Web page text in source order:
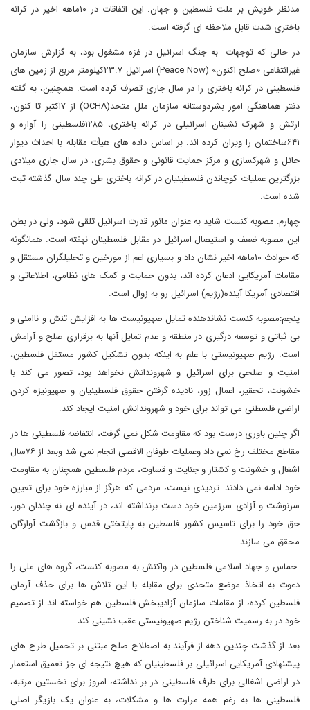
مدنظر خویش بر ملت فلسطین و جهان. این اتفاقات در ۱۰ماهه اخیر در کرانه
باختری شدت قابل ملاحظه ای گرفته است.
در حالی که توجهات به جنگ اسرائیل در غزه مشغول بود، به گزارش سازمان
غیرانتفاعی «صلح اکنون» (Peace Now) اسرائیل ۲۳.۷کیلومتر مربع از زمین های
فلسطینی در کرانه باختری را در سال جاری تصرف کرده است. همچنین، به گفته
دفتر هماهنگی امور بشردوستانه سازمان ملل متحد(OCHA) از ۷اکتبر تا کنون،
ارتش و شهرک نشینان اسرائیلی در کرانه باختری، ۱۲۸۵فلسطینی را آواره و
۶۴۱ساختمان را ویران کرده اند. بر اساس داده های هیأت مقابله با احداث دیوار
حائل و شهرکسازی و مرکز حمایت قانونی و حقوق بشری، در سال جاری میلادی
بزرگترین عملیات کوچاندن فلسطینیان در کرانه باختری طی چند سال گذشته ثبت
شده است.
چهارم: مصوبه کنست شاید به عنوان مانور قدرت اسرائیل تلقی شود، ولی در بطن
این مصوبه ضعف و استیصال اسرائیل در مقابل فلسطینان نهفته است. همانگونه
که حوادث ۱۰ماهه اخیر نشان داد و بسیاری اعم از مورخین و تحلیلگران مستقل و
مقامات آمریکایی اذعان کرده اند، بدون حمایت و کمک های نظامی، اطلاعاتی و
اقتصادی آمریکا آینده‌(رژیم) اسرائیل رو به زوال است.
پنجم:مصوبه کنست نشاندهنده تمایل صهیونیست ها به افزایش تنش و ناامنی و
بی ثباتی و توسعه درگیری در منطقه و عدم تمایل آنها به برقراری صلح و آرامش
است. رژیم صهیونیستی با علم به اینکه بدون تشکیل کشور مستقل فلسطین،
امنیت و صلحی برای اسرائیل و شهروندانش نخواهد بود، تصور می کند با
خشونت، تحقیر، اعمال زور، نادیده گرفتن حقوق فلسطینیان و صهیونیزه کردن
اراضی فلسطنی می تواند برای خود و شهروندانش امنیت ایجاد کند.
اگر چنین باوری درست بود که مقاومت شکل نمی گرفت، انتفاضه فلسطینی ها در
مقاطع مختلف رخ نمی داد وعملیات طوفان الاقصی انجام نمی شد وبعد از ۷۶سال
اشغال و خشونت و کشتار و جنایت و قساوت، مردم فلسطین همچنان به مقاومت
خود ادامه نمی دادند. تردیدی نیست، مردمی که هرگز از مبارزه خود برای تعیین
سرنوشت و آزادی سرزمین خود دست برنداشته اند، در آینده ای نه چندان دور،
حق خود را برای تاسیس کشور فلسطین به پایتختی قدس و بازگشت آوارگان
محقق می سازند.
حماس و جهاد اسلامی فلسطین در واکنش به مصوبه کنست، گروه های ملی را
دعوت به اتخاذ موضع متحدی برای مقابله با این تلاش ها برای حذف آرمان
فلسطین کرده، از مقامات سازمان آزادیبخش فلسطین هم خواسته اند از تصمیم
خود در به رسمیت شناختن رژیم صهیونیستی عقب نشینی کند.
بعد از گذشت چندین دهه از فرآیند به اصطلاح صلح مبتنی بر تحمیل طرح های
پیشنهادی آمریکایی-اسرائیلی بر فلسطینیان که هیچ نتیجه ای جز تعمیق استعمار
در اراضی اشغالی برای طرف فلسطینی در بر نداشته، امروز برای نخستین مرتبه،
فلسطینی ها به رغم همه مرارت ها و مشکلات، به عنوان یک بازیگر اصلی